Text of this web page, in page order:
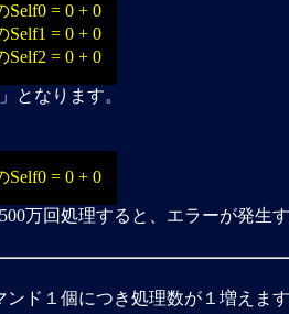
Self0 = 0 + 0
Self1 = 0 + 0
Self2 = 0 + 0
となります。
Self0 = 0 + 0
万回処理すると、エラーが発生
ド１個につき処理数が１増えま